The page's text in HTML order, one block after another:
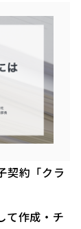
契約「クラ
て作成・チ